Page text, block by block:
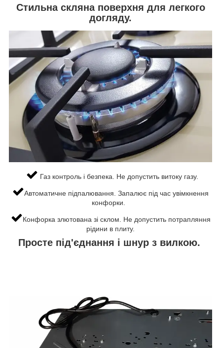
Стильна скляна поверхня для легкого
догляду.
Газ контроль і безпека. Не допустить витоку газу.
Автоматичне підпалювання. Запалює під час увімкнення
конфорки.
Конфорка злютована зі склом. Не допустить потрапляння
рідини в плиту.
Просте під'єднання і шнур з вилкою.